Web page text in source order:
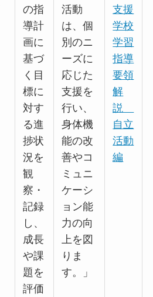
の指
導計
画に
基づ
く目
標に
対す
る進
捗状
況を
観
察・
記録
し、
成長
や課
題を
評価
活動
は、個
別のニ
ーズに
応じた
支援を
行い、
身体機
能の改
善やコ
ミュニ
ケーシ
ョン能
力の向
上を図
りま
す。」
支援
学校
学習
指導
要領
解
説
自立
活動
編